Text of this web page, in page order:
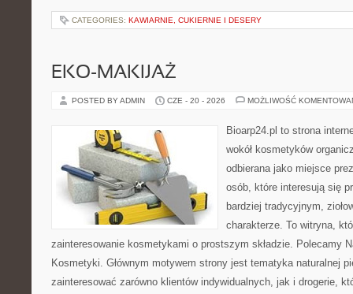
CATEGORIES: KAWIARNIE, CUKIERNIE I DESERY
EKO-MAKIJAŻ
POSTED BY ADMIN CZE - 20 - 2026 MOŻLIWOŚĆ
Bioarp24.pl to strona
wokół kosmetyków
odbierana jako miejsce
osób, które interesują się
bardziej tradycyjnym,
charakterze. To witryna,
zainteresowanie kosmetykami o prostszym składzie. Polecamy
Kosmetyki. Głównym motywem strony jest tematyka naturalnej
zainteresować zarówno klientów indywidualnych, jak i drogerie,